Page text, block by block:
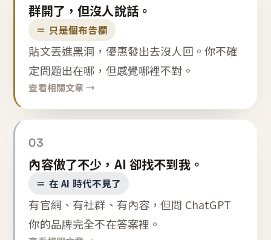
群開了，但沒人說話。
＝ 只是個布告欄
貼文丟進黑洞，優惠發出去沒人回。你不確
定問題出在哪，但感覺哪裡不對。
查看相關文章 →
03
內容做了不少，AI 卻找不到我。
＝ 在 AI 時代不見了
有官網、有社群、有內容，但問 ChatGPT
你的品牌完全不在答案裡。